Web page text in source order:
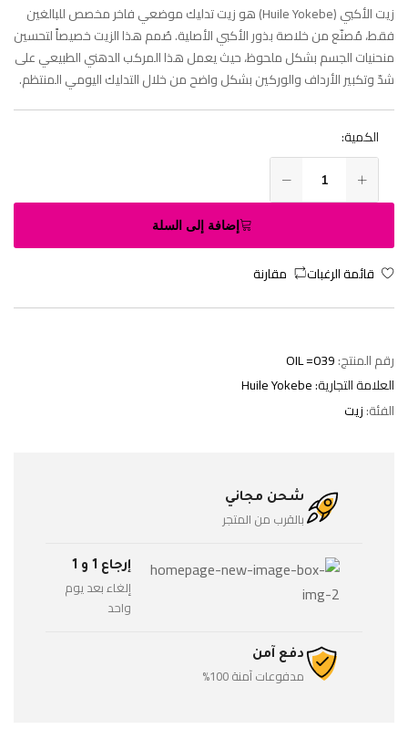
زيت الأكبي (Huile Yokebe) هو زيت تدليك موضعي فاخر مخصص للبالغين
فقط، مُصنّع من خلاصة بذور الأكبي الأصلية. صُمم هذا الزيت خصيصاً لتحسين
منحنيات الجسم بشكل ملحوظ، حيث يعمل هذا المركب الدهني الطبيعي على
شدّ وتكبير الأرداف والوركين بشكل واضح من خلال التدليك اليومي المنتظم.
الكمية:
إضافة إلى السلة
قائمة الرغبات مقارنة
رقم المنتج:OIL =039
العلامة التجارية:Huile Yokebe
الفئة:زيت
شحن مجاني
بالقرب من المتجر
إرجاع 1 و 1
إلغاء بعد يوم
واحد
دفع آمن
مدفوعات آمنة 100%